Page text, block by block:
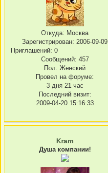
Откуда: Москва
Зарегистрирован: 2006-09-09
Приглашений: 0
Сообщений: 457
Пол: Женский
Провел на форуме:
3 дня 21 час
Последний визит:
2009-04-20 15:16:33
Kram
Душа компании!